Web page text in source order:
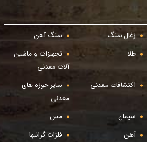
زغال سنگ
سنگ آهن
طلا
تجهیزات و ماشین
آلات معدنی
اکتشافات معدنی
سایر حوزه های
معدنی
سیمان
مس
آهن فلزات گرانبها